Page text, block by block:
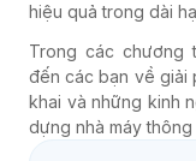
hiệu quả trong dài
Trong các chương
đến các bạn về giải
khai và những kinh
dựng nhà máy thông